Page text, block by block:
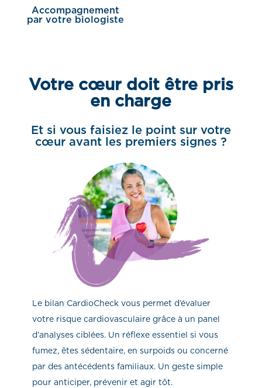
Accompagnement
par votre biologiste
Votre cœur doit être pris
en charge
Et si vous faisiez le point sur votre
cœur avant les premiers signes ?
Le bilan CardioCheck vous permet d’évaluer
votre risque cardiovasculaire grâce à un panel
d’analyses ciblées. Un réflexe essentiel si vous
fumez, êtes sédentaire, en surpoids ou concerné
par des antécédents familiaux. Un geste simple
pour anticiper, prévenir et agir tôt.